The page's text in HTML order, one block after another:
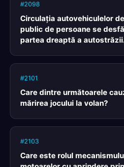
#2098
Circulaţia autovehiculelor
public de persoane se
partea dreaptă a
#2101
Care dintre următoarele
mărirea jocului la volan?
#2103
Care este rolul